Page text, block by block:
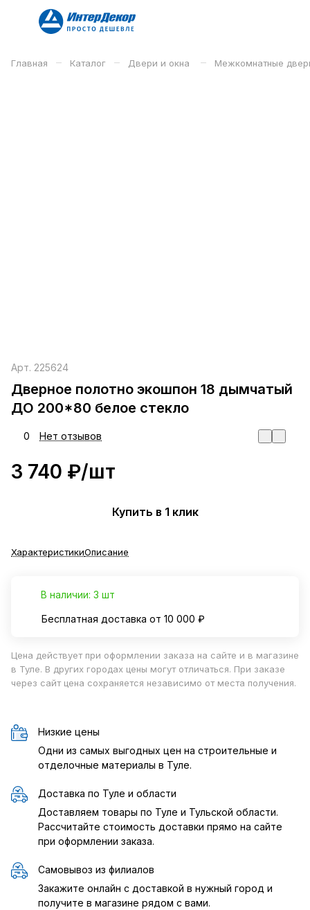
Главная – Каталог – Двери и окна – Межкомнатные
Арт. 225624
Дверное полотно экошпон 18 дымчатый
ДО 200*80 белое стекло
0 Нет отзывов
3 740 ₽/шт
Купить в 1 клик
ХарактеристикиОписание
В наличии: 3 шт
Бесплатная доставка от 10 000 ₽
Цена действует при оформлении заказа на сайте и в магазине
в Туле. В других городах цены могут отличаться. При заказе
через сайт цена сохраняется независимо от места получения.
Низкие цены
Одни из самых выгодных цен на строительные и
отделочные материалы в Туле.
Доставка по Туле и области
Доставляем товары по Туле и Тульской области.
Рассчитайте стоимость доставки прямо на сайте
при оформлении заказа.
Самовывоз из филиалов
Закажите онлайн с доставкой в нужный город и
получите в магазине рядом с вами.